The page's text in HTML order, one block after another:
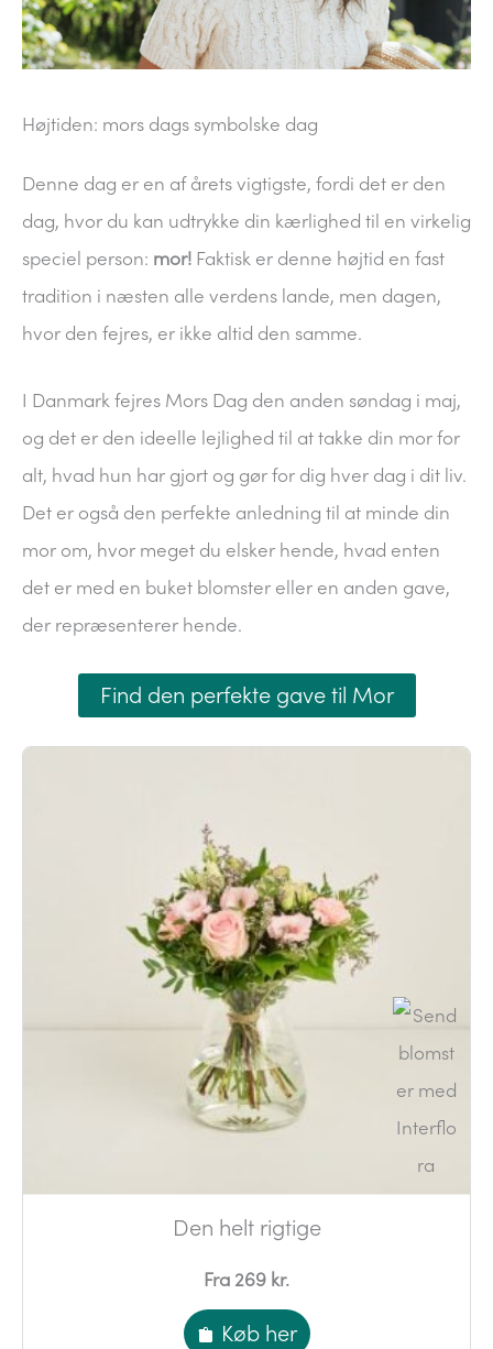
Højtiden: mors dags symbolske dag
Denne dag er en af årets vigtigste, fordi det er den
dag, hvor du kan udtrykke din kærlighed til en virkelig
speciel person: mor! Faktisk er denne højtid en fast
tradition i næsten alle verdens lande, men dagen,
hvor den fejres, er ikke altid den samme.
I Danmark fejres Mors Dag den anden søndag i maj,
og det er den ideelle lejlighed til at takke din mor for
alt, hvad hun har gjort og gør for dig hver dag i dit liv.
Det er også den perfekte anledning til at minde din
mor om, hvor meget du elsker hende, hvad enten
det er med en buket blomster eller en anden gave,
der repræsenterer hende.
Find den perfekte gave til Mor
Den helt rigtige
Fra 269 kr.
Køb her